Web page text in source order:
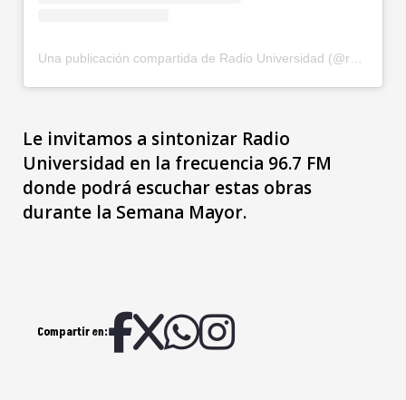
Una publicación compartida de Radio Universidad (@radiouniversidadcr)
Le invitamos a sintonizar Radio
Universidad en la frecuencia 96.7 FM
donde podrá escuchar estas obras
durante la Semana Mayor.
Compartir en: